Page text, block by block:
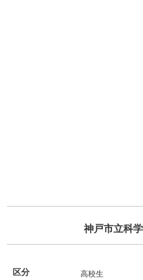
神戸市立科
区分 高校生